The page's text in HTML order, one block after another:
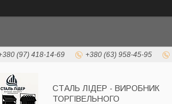
(97) 418-14-69 +380 (63) 958-45-95
СТАЛЬ ЛІДЕР - ВИРОБНИК
ТОРГІВЕЛЬНОГО